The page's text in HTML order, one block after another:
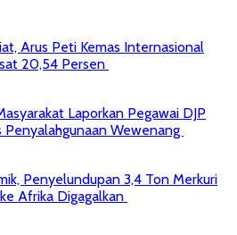
Arus Peti Kemas Internasional
20,54 Persen
Laporkan Pegawai DJP
Penyalahgunaan Wewenang
Penyelundupan 3,4 Ton Merkuri
Afrika Digagalkan